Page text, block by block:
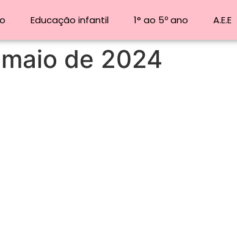
Educação infantil 1° ao 5º ano A.E.E
de 2024